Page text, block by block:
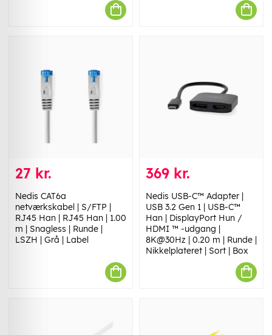
27 kr.
Nedis CAT6a
netværkskabel | S/FTP |
RJ45 Han | RJ45 Han | 1.00
m | Snagless | Runde |
LSZH | Grå | Label
369 kr.
Nedis USB-C™ Adapter |
USB 3.2 Gen 1 | USB-C™
Han | DisplayPort Hun /
HDMI ™ -udgang |
8K@30Hz | 0.20 m | Runde |
Nikkelplateret | Sort | Box